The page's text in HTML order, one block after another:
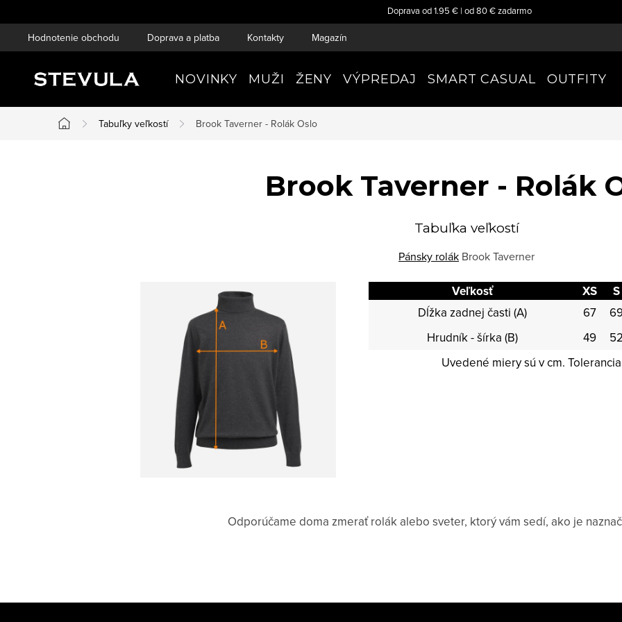
na
Doprava od 1.95 € | od 80 € zadarmo
Hodnotenie obchodu Doprava a platba Kontakty Magazín
NOVINKY MUŽI ŽENY VÝPREDAJ SMART CASUAL OUTFITY
Domov
Tabuľky veľkostí Brook Taverner - Rolák Oslo
Brook Taverner - Rolák
Tabuľka veľkostí
Pánsky rolák Brook Taverner
Veľkosť XS S
Dĺžka zadnej časti (A)
67
Hrudník - šírka (B)
49 52
Uvedené miery sú v cm.
Odporúčame doma zmerať rolák alebo sveter, ktorý vám sedí, ako je